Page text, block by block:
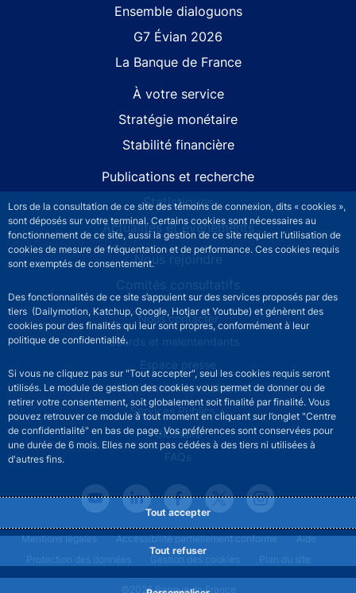
Lors de la consultation de ce site des témoins de connexion, dits « cookies »,
sont déposés sur votre terminal. Certains cookies sont nécessaires au
fonctionnement de ce site, aussi la gestion de ce site requiert l’utilisation de
cookies de mesure de fréquentation et de performance. Ces cookies requis
sont exemptés de consentement.
Des fonctionnalités de ce site s’appuient sur des services proposés par des
tiers (Dailymotion, Katchup, Google, Hotjar et Youtube) et génèrent des
cookies pour des finalités qui leur sont propres, conformément à leur
politique de confidentialité.
Si vous ne cliquez pas sur "Tout accepter", seul les cookies requis seront
utilisés. Le module de gestion des cookies vous permet de donner ou de
retirer votre consentement, soit globalement soit finalité par finalité. Vous
pouvez retrouver ce module à tout moment en cliquant sur l’onglet "Centre
de confidentialité" en bas de page. Vos préférences sont conservées pour
une durée de 6 mois. Elles ne sont pas cédées à des tiers ni utilisées à
d'autres fins.
Tout accepter
Tout refuser
Ensemble dialoguons
G7 Évian 2026
La Banque de France
À votre service
Stratégie monétaire
Stabilité financière
Publications et recherche
Statistiques
Actualités et événements
Nous rejoindre
Comités consultatifs
Footer secondary menuNous contacter
Sourds et malentendants
Espace presse
La direction des Achats
Services Publics +
Glossaire
FAQs
©2026 Banque de France
Footer legal notice menu
Mentions légales Accessibilité partiellement conforme
Aide
Protection des données
Gestion des cookies Plan du site